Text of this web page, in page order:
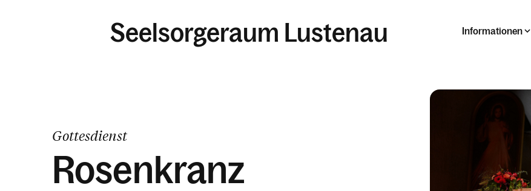
Seelsorgeraum Lustenau Informationen
Gottesdienst
Rosenkranz